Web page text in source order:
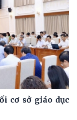
cơ sở giáo dục